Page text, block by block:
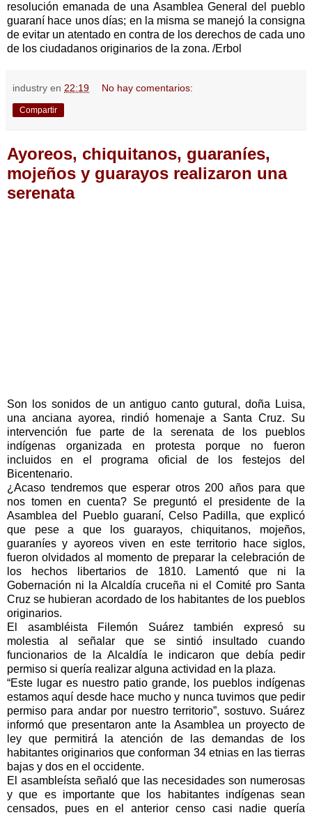
resolución emanada de una Asamblea General del pueblo
guaraní hace unos días; en la misma se manejó la consigna
de evitar un atentado en contra de los derechos de cada uno
de los ciudadanos originarios de la zona. /Erbol
industry en 22:19 No hay comentarios:
Compartir
Ayoreos, chiquitanos, guaraníes,
mojeños y guarayos realizaron una
serenata
Son los sonidos de un antiguo canto gutural, doña Luisa,
una anciana ayorea, rindió homenaje a Santa Cruz. Su
intervención fue parte de la serenata de los pueblos
indígenas organizada en protesta porque no fueron
incluidos en el programa oficial de los festejos del
Bicentenario.
¿Acaso tendremos que esperar otros 200 años para que
nos tomen en cuenta? Se preguntó el presidente de la
Asamblea del Pueblo guaraní, Celso Padilla, que explicó
que pese a que los guarayos, chiquitanos, mojeños,
guaraníes y ayoreos viven en este territorio hace siglos,
fueron olvidados al momento de preparar la celebración de
los hechos libertarios de 1810. Lamentó que ni la
Gobernación ni la Alcaldía cruceña ni el Comité pro Santa
Cruz se hubieran acordado de los habitantes de los pueblos
originarios.
El asambléista Filemón Suárez también expresó su
molestia al señalar que se sintió insultado cuando
funcionarios de la Alcaldía le indicaron que debía pedir
permiso si quería realizar alguna actividad en la plaza.
“Este lugar es nuestro patio grande, los pueblos indígenas
estamos aquí desde hace mucho y nunca tuvimos que pedir
permiso para andar por nuestro territorio”, sostuvo. Suárez
informó que presentaron ante la Asamblea un proyecto de
ley que permitirá la atención de las demandas de los
habitantes originarios que conforman 34 etnias en las tierras
bajas y dos en el occidente.
El asambleísta señaló que las necesidades son numerosas
y que es importante que los habitantes indígenas sean
censados, pues en el anterior censo casi nadie quería